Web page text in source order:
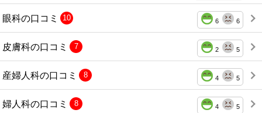
眼科の口コミ 6 6
10
皮膚科の口コミ 2 5
7
産婦人科の口コミ 4 5
8
婦人科の口コミ 4 5
8